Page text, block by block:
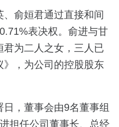
、俞姮君通过直接和间
表决权。俞进与甘
为二人之女，三人已
，为公司的控股股东
，董事会由9名董事组
担任公司董事长、总经